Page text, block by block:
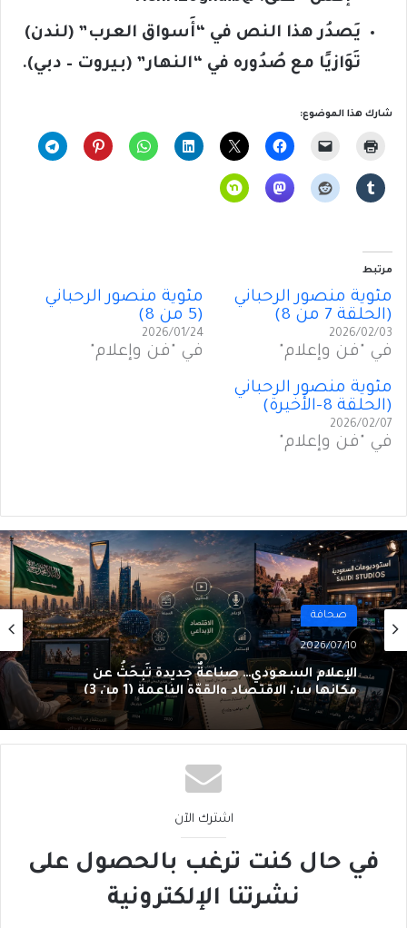
يَصدُر هذا النص في “أَسواق العرب” (لندن)
تَوَازيًا مع صُدُوره في “النهار” (بيروت – دبي).
شارك هذا الموضوع:
مرتبط
مئوية منصور الرحباني
(الحلقة 7 من 8)
2026/02/03
في "فن وإعلام"
مئوية منصور الرحباني
(5 من 8)
2026/01/24
في "فن وإعلام"
مئوية منصور الرحباني
(الحلقة 8-الأَخيرة)
2026/02/07
في "فن وإعلام"
صحافة
2026/07/10
الإعلام السعودي… صناعةٌ جديدة تَبحَثُ عن
مكانها بين الاقتصاد والقوّة الناعمة (1 من 3)
اشترك الآن
في حال كنت ترغب بالحصول على
نشرتنا الإلكترونية